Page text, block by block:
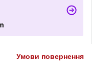
Умови повернення